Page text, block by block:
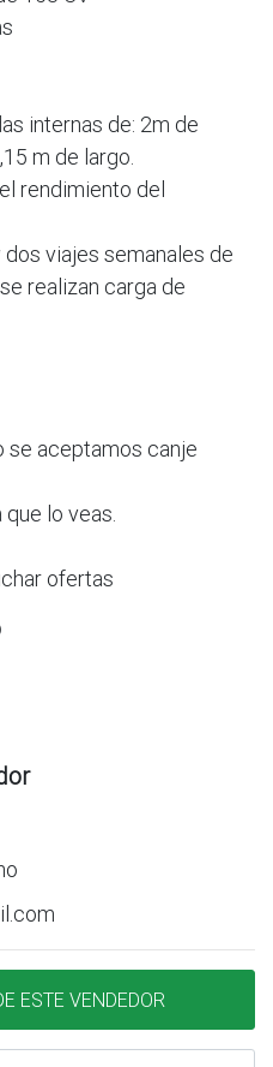
internas de: 2m de
m de largo.
rendimiento del
viajes semanales de
realizan carga de
se aceptamos canje
lo veas.
ofertas
ESTE VENDEDOR